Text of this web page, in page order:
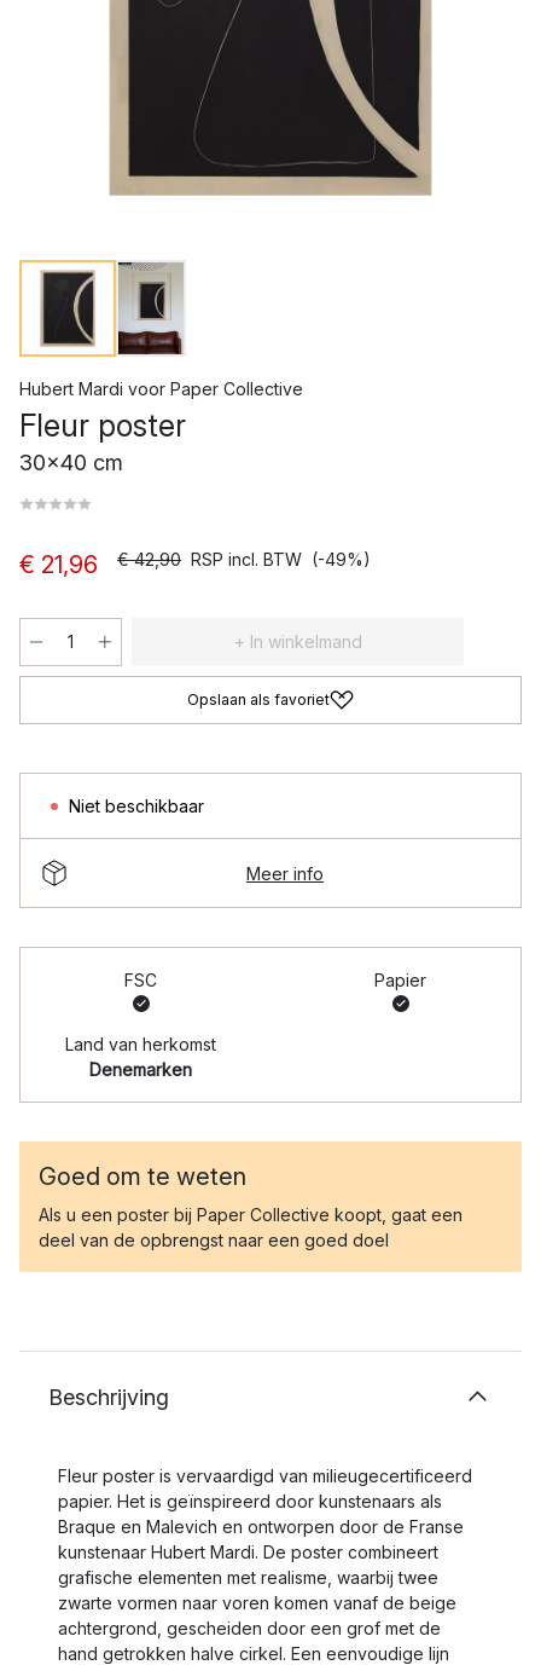
Hubert Mardi voor Paper Collective
Fleur poster
30x40 cm
€ 21,96 € 42,90 RSP incl. BTW (-49%)
+ In winkelmand
Opslaan als favoriet
Niet beschikbaar
Meer info
FSC Papier
Land van herkomst
Denemarken
Goed om te weten
Als u een poster bij Paper Collective koopt, gaat een
deel van de opbrengst naar een goed doel
Beschrijving
Fleur poster is vervaardigd van milieugecertificeerd
papier. Het is geïnspireerd door kunstenaars als
Braque en Malevich en ontworpen door de Franse
kunstenaar Hubert Mardi. De poster combineert
grafische elementen met realisme, waarbij twee
zwarte vormen naar voren komen vanaf de beige
achtergrond, gescheiden door een grof met de
hand getrokken halve cirkel. Een eenvoudige lijn